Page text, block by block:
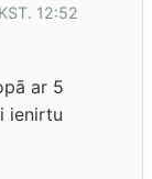
12:52
ar 5
ienirtu